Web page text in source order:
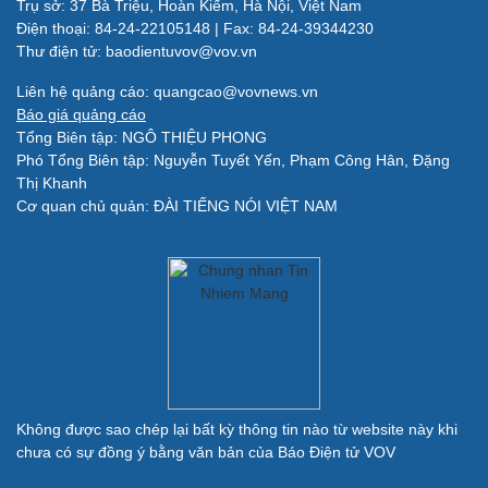
Làm đẹp - giảm cân
Phòng mạch online
Đời sống
Nhà đẹp
Tình yêu - Gia đình
Blog
Văn hóa
Sân khấu - Điện ảnh
Âm nhạc
Du lịch
Quân sự - Quốc phòng
Trụ sở: 37 Bà Triệu, Hoàn Kiếm, Hà Nội, Việt Nam
Điện thoại: 84-24-22105148 | Fax: 84-24-39344230
Thư điện tử: baodientuvov@vov.vn
Liên hệ quảng cáo: quangcao@vovnews.vn
Báo giá quảng cáo
Tổng Biên tập: NGÔ THIỆU PHONG
Phó Tổng Biên tập: Nguyễn Tuyết Yến, Phạm Công Hân, Đặng
Thị Khanh
Cơ quan chủ quản: ĐÀI TIẾNG NÓI VIỆT NAM
Không được sao chép lại bất kỳ thông tin nào từ website này khi
chưa có sự đồng ý bằng văn bản của Báo Điện tử VOV